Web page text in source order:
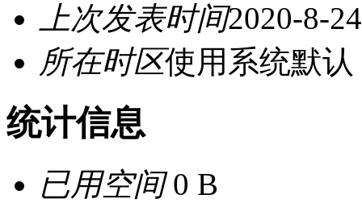
上次发表时间2020-8-
所在时区使用系统默认
统计信息
已用空间0 B